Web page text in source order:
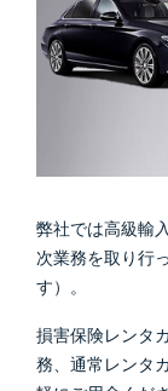
弊社では高級輸
次業務を取り行
す）。
損害保険レンタ
務、通常レンタ